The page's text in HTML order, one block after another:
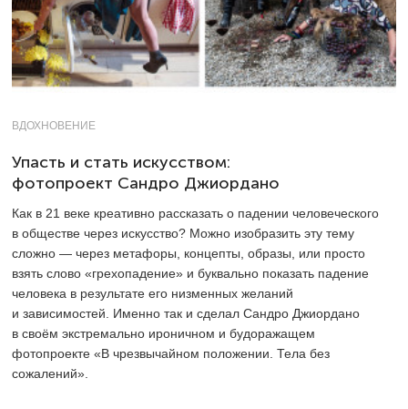
ВДОХНОВЕНИЕ
Упасть и стать искусством:
фотопроект Сандро Джиордано
Как в 21 веке креативно рассказать о падении человеческого
в обществе через искусство? Можно изобразить эту тему
сложно — через метафоры, концепты, образы, или просто
взять слово «грехопадение» и буквально показать падение
человека в результате его низменных желаний
и зависимостей. Именно так и сделал Сандро Джиордано
в своём экстремально ироничном и будоражащем
фотопроекте «В чрезвычайном положении. Тела без
сожалений».